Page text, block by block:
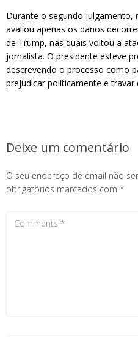
Durante o segundo julgamento,
avaliou apenas os danos
de Trump, nas quais voltou a
jornalista. O presidente esteve
descrevendo o processo como
prejudicar politicamente e travar
Deixe um comentário
O seu endereço de email não
obrigatórios marcados com *